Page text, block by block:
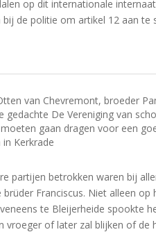
op dit internationale
de politie om artikel 12 aan te
van Chevremont, broeder
gedachte De Vereniging van
gaan dragen voor een
Kerkrade
partijen betrokken waren bij
Franciscus. Niet alleen
te Bleijerheide spookte
vroeger of later zal blijken of